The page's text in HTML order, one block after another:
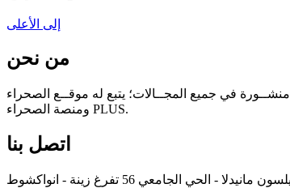
إلى الأعلى
من نحن
منشــورة في جميع المجــالات؛ يتبع له موقــع الصحراء
ومنصة الصحراء PLUS.
اتصل بنا